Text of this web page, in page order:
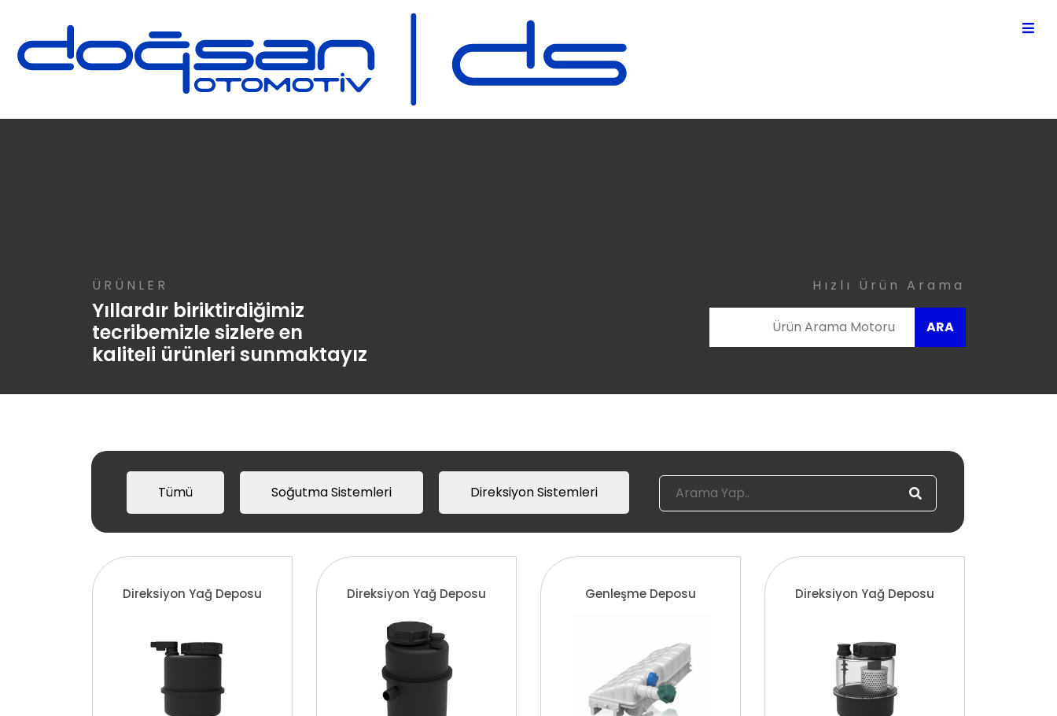
ÜRÜNLER
Yıllardır biriktirdiğimiz
tecribemizle sizlere en
kaliteli ürünleri sunmaktayız
Hızlı Ürün Arama
ARA
Tümü Soğutma Sistemleri Direksiyon Sistemleri
Direksiyon Yağ Deposu Direksiyon Yağ Deposu Genleşme Deposu Direksiyon Yağ Deposu